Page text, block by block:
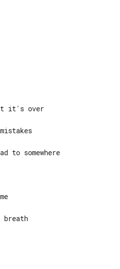
it's over
to somewhere
breath